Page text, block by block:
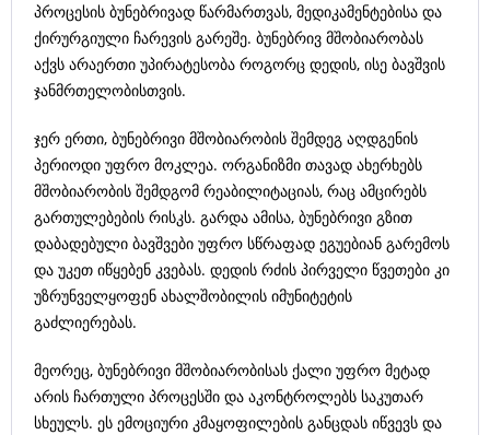
პროცესის ბუნებრივად წარმართვას, მედიკამენტებისა და
ქირურგიული ჩარევის გარეშე. ბუნებრივ მშობიარობას
აქვს არაერთი უპირატესობა როგორც დედის, ისე ბავშვის
ჯანმრთელობისთვის.
ჯერ ერთი, ბუნებრივი მშობიარობის შემდეგ აღდგენის
პერიოდი უფრო მოკლეა. ორგანიზმი თავად ახერხებს
მშობიარობის შემდგომ რეაბილიტაციას, რაც ამცირებს
გართულებების რისკს. გარდა ამისა, ბუნებრივი გზით
დაბადებული ბავშვები უფრო სწრაფად ეგუებიან გარემოს
და უკეთ იწყებენ კვებას. დედის რძის პირველი წვეთები კი
უზრუნველყოფენ ახალშობილის იმუნიტეტის
გაძლიერებას.
მეორეც, ბუნებრივი მშობიარობისას ქალი უფრო მეტად
არის ჩართული პროცესში და აკონტროლებს საკუთარ
სხეულს. ეს ემოციური კმაყოფილების განცდას იწვევს და